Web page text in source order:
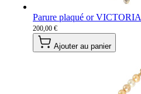
Parure plaqué or VICTORIA
200,00 €
Ajouter au panier